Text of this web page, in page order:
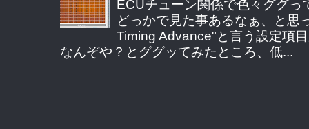
ECUチューン関係で色々ググ
どっかで見た事あるなぁ、と
Timing Advance"と言う設定項
なんぞや？とググッてみたところ、低...